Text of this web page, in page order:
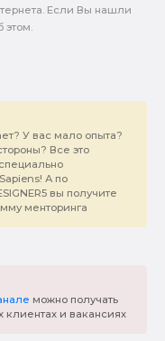
Если Вы нашли
этом.
У вас мало опыта?
Все это
А по
вы получите
менторинга
можно получать
и вакансиях